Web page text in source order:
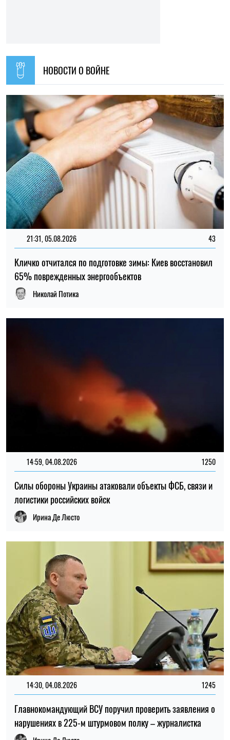
09:30, 31.07.2026 28574
В Украине с 1 августа обновят отдельные нормы
мобилизации: что изменится для граждан
Ирина Де Люсто
14:59, 05.08.2026
В Украине готовят пенсионную реформу: что изменится в
выплатах, накоплениях и специальных пенсиях
Ирина Де Люсто
22:30, 23.07.2026 5098
Украинцам выплатят до 37 800 грн: кто может получить
новую помощь от «Каритаса»
Алена Ткалич